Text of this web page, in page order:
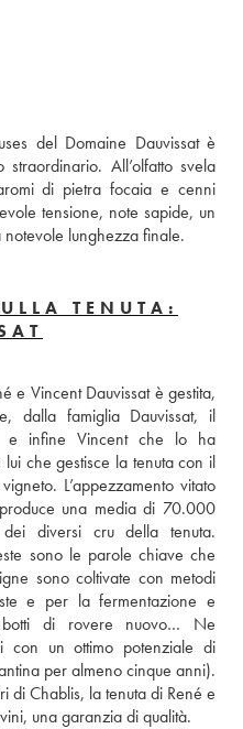
del Domaine Dauvissat è
All’olfatto svela
di pietra focaia e cenni
tensione, note sapide, un
lunghezza finale.
TENUTA:
e Vincent Dauvissat è gestita,
dalla famiglia Dauvissat, il
e infine Vincent che lo ha
che gestisce la tenuta con il
L’appezzamento vitato
una media di 70.000
dei diversi cru della tenuta.
sono le parole chiave che
sono coltivate con metodi
e per la fermentazione e
botti di rovere nuovo… Ne
con un ottimo potenziale di
per almeno cinque anni).
di Chablis, la tenuta di René e
una garanzia di qualità.